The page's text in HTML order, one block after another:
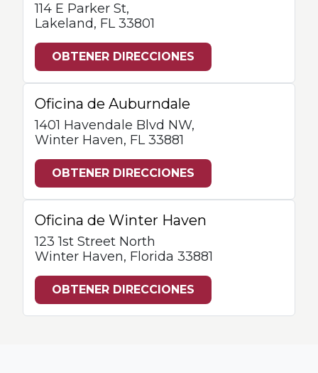
114 E Parker St,
Lakeland, FL 33801
OBTENER DIRECCIONES
Oficina de Auburndale
1401 Havendale Blvd NW,
Winter Haven, FL 33881
OBTENER DIRECCIONES
Oficina de Winter Haven
123 1st Street North
Winter Haven, Florida 33881
OBTENER DIRECCIONES